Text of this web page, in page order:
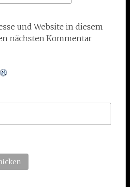
und Website in diesem
nächsten Kommentar